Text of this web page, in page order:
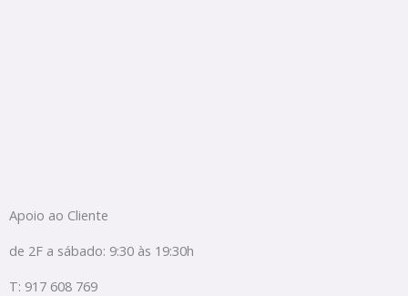
Apoio ao Cliente
de 2F a sábado: 9:30 às 19:30h
T: 917 608 769